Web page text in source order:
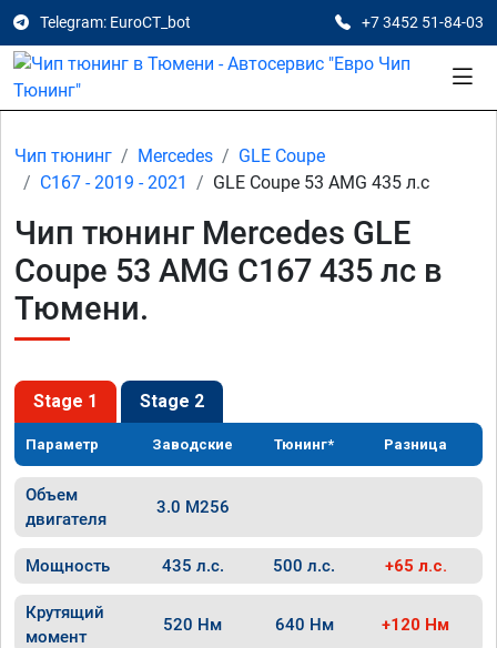
Telegram: EuroCT_bot +7 3452 51-84-03
Чип тюнинг Mercedes
GLE Coupe
C167 - 2019 - 2021
GLE Coupe 53 AMG 435 л.с
Чип тюнинг Mercedes GLE
Coupe 53 AMG C167 435 лс в
Тюмени.
Stage 1 Stage 2
Параметр Заводские Тюнинг* Разница
Объем
двигателя
3.0 M256
Мощность 435 л.с. 500 л.с. +65 л.с.
Крутящий
момент
520 Нм 640 Нм +120 Нм